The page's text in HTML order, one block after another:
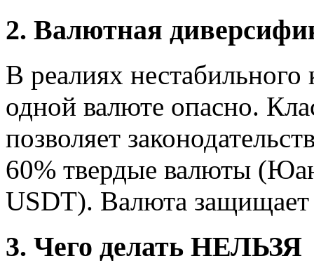
2. Валютная
В реалиях нестабильного
одной валюте опасно.
позволяет
60% твердые валюты
USDT). Валюта защищает
3. Чего делать НЕЛЬЗЯ